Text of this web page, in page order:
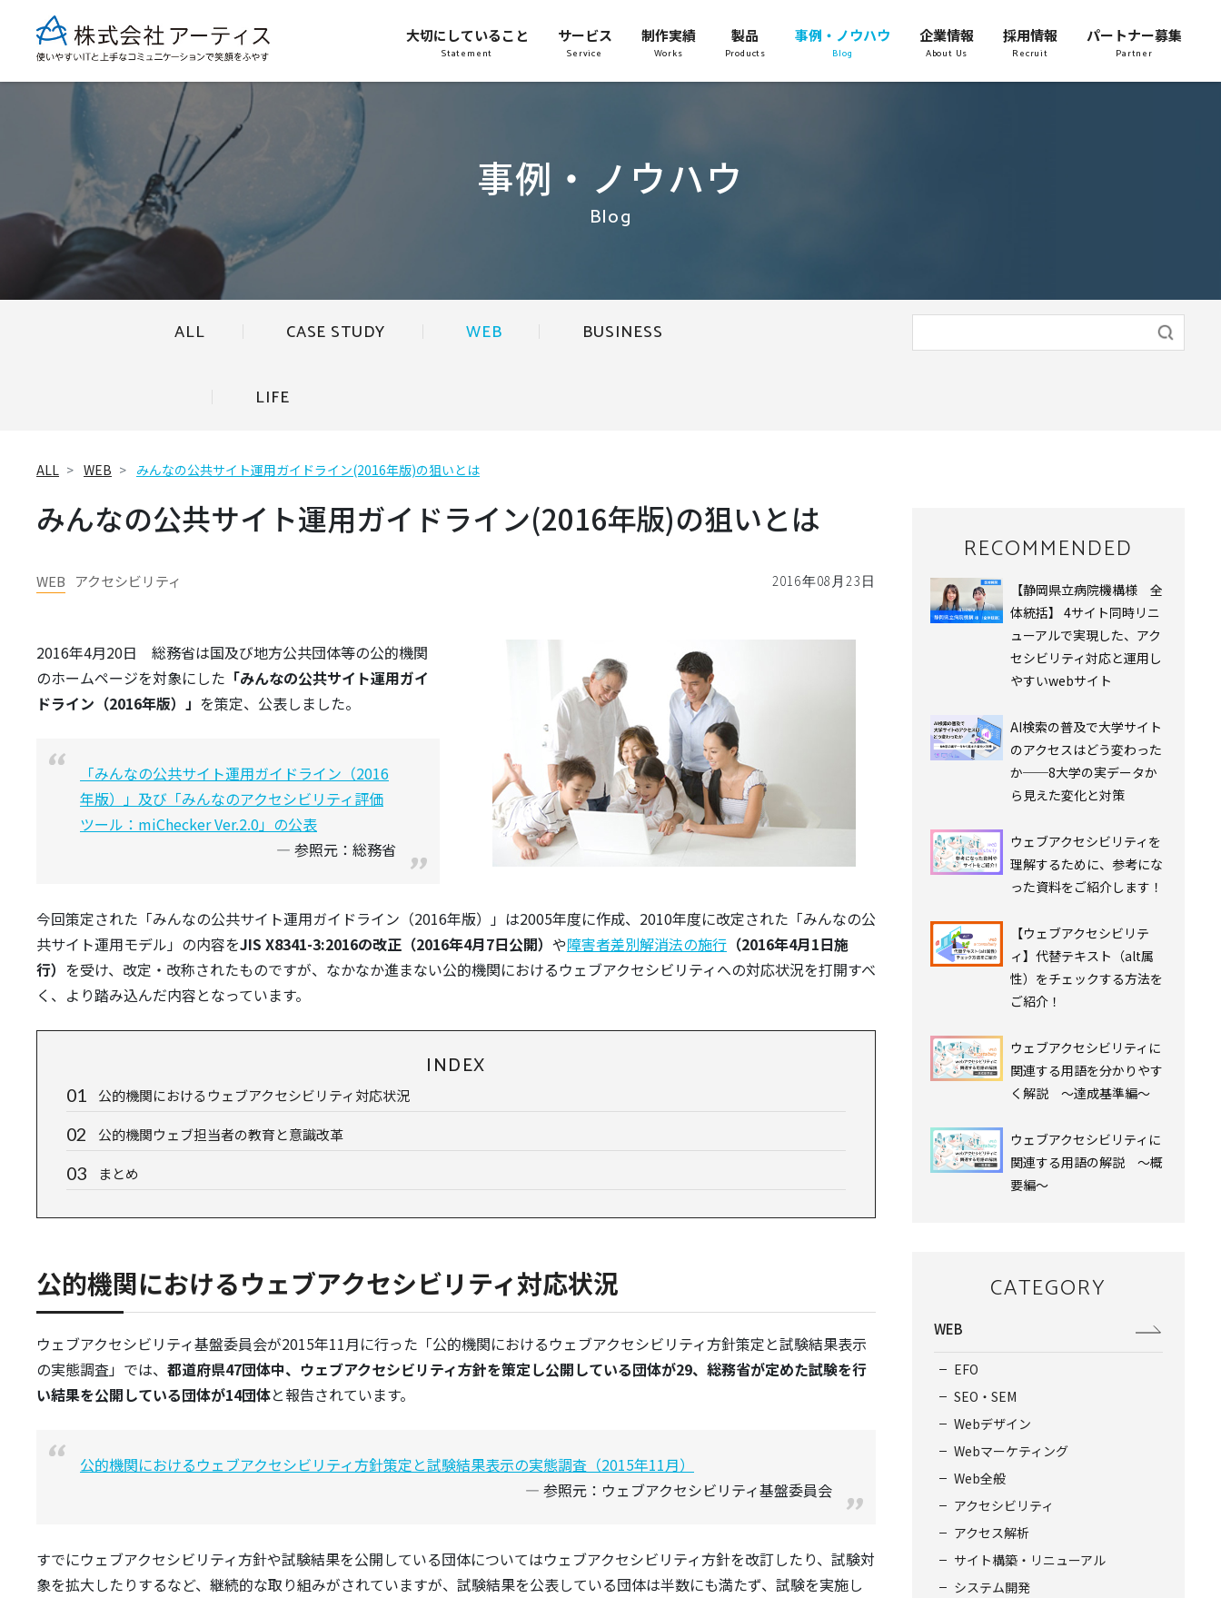
大切にしていること
Statement
サービス
Service
制作実績
Works
製品
Products
事例・ノウハウ
Blog
企業情報
About Us
採用情報
Recruit
パートナー募集
Partner
事例・ノウハウ
Blog
ALL CASE STUDY WEB BUSINESS
LIFE
ALL WEB みんなの公共サイト運用ガイドライン(2016年版)の狙いとは
みんなの公共サイト運用ガイドライン(2016年版)の狙いとは
2016年08月23日
WEB アクセシビリティ
2016年4月20日 総務省は国及び地方公共団体等の公的機関
のホームページを対象にした 「みんなの公共サイト運用ガイ
ドライン（2016年版）」 を策定、公表しました。
「みんなの公共サイト運用ガイドライン（2016
年版）」及び「みんなのアクセシビリティ評価
ツール：miChecker Ver.2.0」の公表
参照元：総務省
今回策定された「みんなの公共サイト運用ガイドライン（2016年版）」は2005年度に作成、2010年度に改定された「みんなの公
共サイト運用モデル」の内容をJIS X8341-3:2016の改正（2016年4月7日公開） や障害者差別解消法の施行 （2016年4月1日施
行） を受け、改定・改称されたものですが、なかなか進まない公的機関におけるウェブアクセシビリティへの対応状況を打開すべ
く、より踏み込んだ内容となっています。
INDEX
公的機関におけるウェブアクセシビリティ対応状況
公的機関ウェブ担当者の教育と意識改革
まとめ
公的機関におけるウェブアクセシビリティ対応状況
ウェブアクセシビリティ基盤委員会が2015年11月に行った「公的機関におけるウェブアクセシビリティ方針策定と試験結果表示
の実態調査」では、 都道府県47団体中、ウェブアクセシビリティ方針を策定し公開している団体が29、総務省が定めた試験を行
い結果を公開している団体が14団体と報告されています。
公的機関におけるウェブアクセシビリティ方針策定と試験結果表示の実態調査（2015年11月）
参照元：ウェブアクセシビリティ基盤委員会
すでにウェブアクセシビリティ方針や試験結果を公開している団体についてはウェブアクセシビリティ方針を改訂したり、試験対
象を拡大したりするなど、継続的な取り組みがされていますが、試験結果を公表している団体は半数にも満たず、試験を実施し
RECOMMENDED
【静岡県立病院機構様 全
体統括】 4サイト同時リニ
ューアルで実現した、アク
セシビリティ対応と運用し
やすいwebサイト
AI検索の普及で大学サイト
のアクセスはどう変わった
か──8大学の実データか
ら見えた変化と対策
ウェブアクセシビリティを
理解するために、参考にな
った資料をご紹介します！
【ウェブアクセシビリテ
ィ】代替テキスト（alt属
性）をチェックする方法を
ご紹介！
ウェブアクセシビリティに
関連する用語を分かりやす
く解説 ～達成基準編～
ウェブアクセシビリティに
関連する用語の解説 ～概
要編～
CATEGORY
WEB
EFO
SEO・SEM
Webデザイン
Webマーケティング
Web全般
アクセシビリティ
アクセス解析
サイト構築・リニューアル
システム開発